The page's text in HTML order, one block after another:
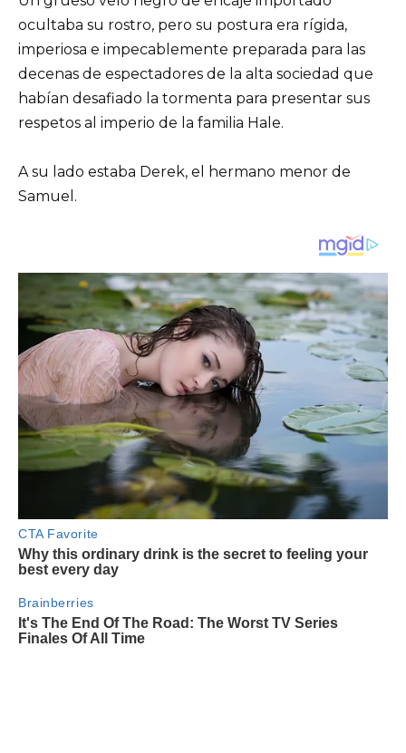
ocultaba su rostro, pero su postura era rígida,
imperiosa e impecablemente preparada para las
decenas de espectadores de la alta sociedad que
habían desafiado la tormenta para presentar sus
respetos al imperio de la familia Hale.
A su lado estaba Derek, el hermano menor de
Samuel.